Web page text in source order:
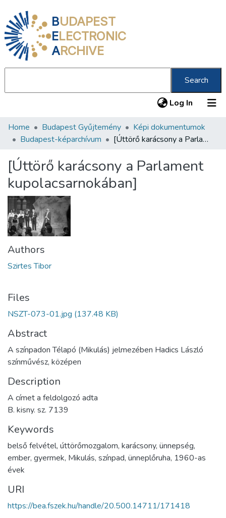
BUDAPEST
ELECTRONIC
ARCHIVE
Search
Log In (current)
Communities & Collections
Statistics
About us
Home Budapest Gyűjtemény
Képi dokumentumok
Budapest-képarchívum
[Úttörő karácsony a Parlament kupolacsarnokában]
[Úttörő karácsony a Parlament
kupolacsarnokában]
Authors
Szirtes Tibor
Files
NSZT-073-01.jpg (137.48 KB)
Abstract
A színpadon Télapó (Mikulás) jelmezében Hadics László
színművész, középen
Description
A címet a feldolgozó adta
B. kisny. sz. 7139
Keywords
belső felvétel, úttörőmozgalom, karácsony, ünnepség,
ember, gyermek, Mikulás, színpad, ünneplőruha, 1960-as
évek
URI
https://bea.fszek.hu/handle/20.500.14711/171418